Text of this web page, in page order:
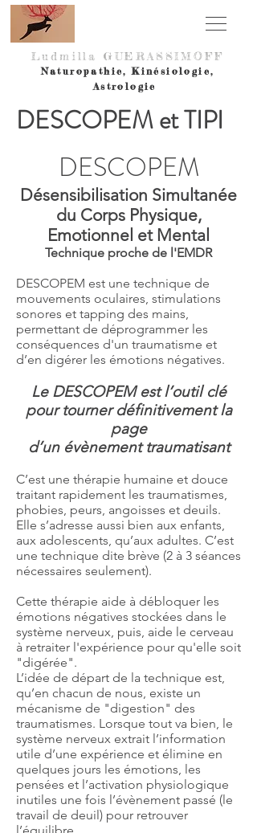
Ludmilla GUERASSIMOFF
Naturopathie,Kinésiologie,
Astrologie
DESCOPEM et TIPI
DESCOPEM
Désensibilisation Simultanée
du Corps Physique,
Emotionnel et Mental
Technique proche de l'EMDR
DESCOPEM est une technique de
mouvements oculaires, stimulations
sonores et tapping des mains,
permettant de déprogrammer les
conséquences d'un traumatisme et
d’en digérer les émotions négatives.
Le DESCOPEM est l’outil clé
pour tourner définitivement la
page
d’un évènement traumatisant
C’est une thérapie humaine et douce
traitant rapidement les traumatismes,
phobies, peurs, angoisses et deuils.
Elle s’adresse aussi bien aux enfants,
aux adolescents, qu’aux adultes. C’est
une technique dite brève (2 à 3 séances
nécessaires seulement).
Cette thérapie aide à débloquer les
émotions négatives stockées dans le
système nerveux, puis, aide le cerveau
à retraiter l'expérience pour qu'elle soit
"digérée".
L’idée de départ de la technique est,
qu’en chacun de nous, existe un
mécanisme de "digestion" des
traumatismes. Lorsque tout va bien, le
système nerveux extrait l’information
utile d’une expérience et élimine en
quelques jours les émotions, les
pensées et l’activation physiologique
inutiles une fois l’évènement passé (le
travail de deuil) pour retrouver